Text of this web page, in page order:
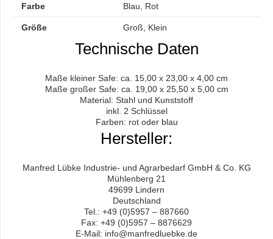
Farbe Blau, Rot
Größe Groß, Klein
Technische Daten
Maße kleiner Safe: ca. 15,00 x 23,00 x 4,00 cm
Maße großer Safe: ca. 19,00 x 25,50 x 5,00 cm
Material: Stahl und Kunststoff
inkl. 2 Schlüssel
Farben: rot oder blau
Hersteller:
Manfred Lübke Industrie- und Agrarbedarf GmbH & Co. KG
Mühlenberg 21
49699 Lindern
Deutschland
Tel.: +49 (0)5957 – 887660
Fax: +49 (0)5957 – 8876629
E-Mail: info@manfredluebke.de